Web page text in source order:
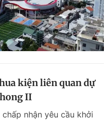
kiện liên quan dự
II
nhận yêu cầu khởi